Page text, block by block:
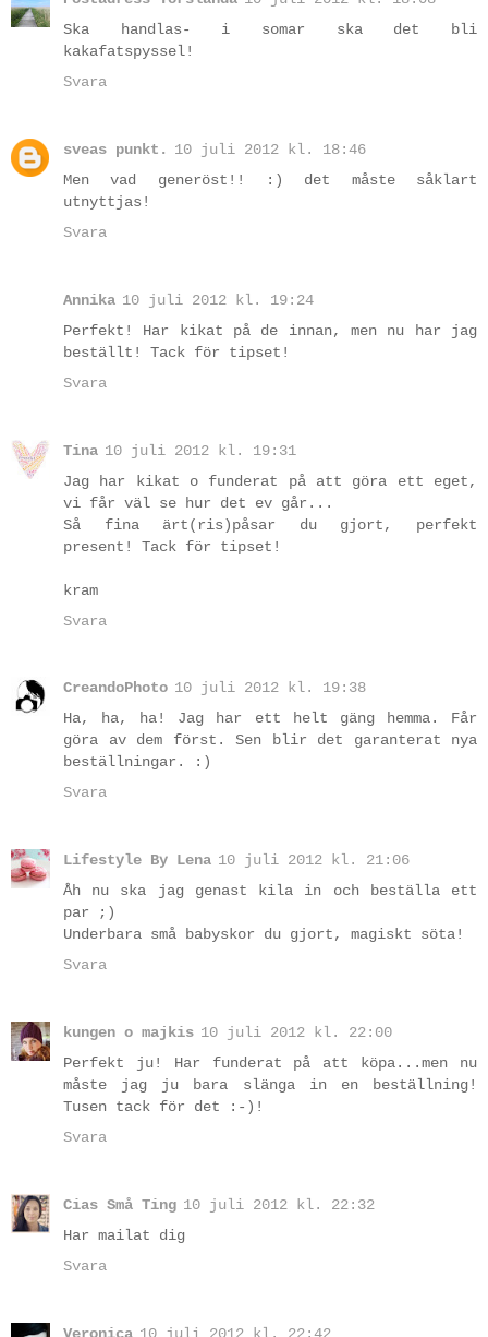
Ska handlas- i somar ska det bli
kakafatspyssel!
Svara
sveas punkt.
10 juli 2012 kl. 18:46
Men vad generöst!! :) det måste såklart
utnyttjas!
Svara
Annika 10 juli 2012 kl. 19:24
Perfekt! Har kikat på de innan, men nu har jag
beställt! Tack för tipset!
Svara
Tina 10 juli 2012 kl. 19:31
Jag har kikat o funderat på att göra ett eget,
vi får väl se hur det ev går...
Så fina ärt(ris)påsar du gjort, perfekt
present! Tack för tipset!
kram
Svara
CreandoPhoto 10 juli 2012 kl. 19:38
Ha, ha, ha! Jag har ett helt gäng hemma. Får
göra av dem först. Sen blir det garanterat nya
beställningar. :)
Svara
Lifestyle By Lena 10 juli 2012 kl. 21:06
Åh nu ska jag genast kila in och beställa ett
par ;)
Underbara små babyskor du gjort, magiskt söta!
Svara
kungen o majkis 10 juli 2012 kl. 22:00
Perfekt ju! Har funderat på att köpa...men nu
måste jag ju bara slänga in en beställning!
Tusen tack för det :-)!
Svara
Cias Små Ting 10 juli 2012 kl. 22:32
Har mailat dig
Svara